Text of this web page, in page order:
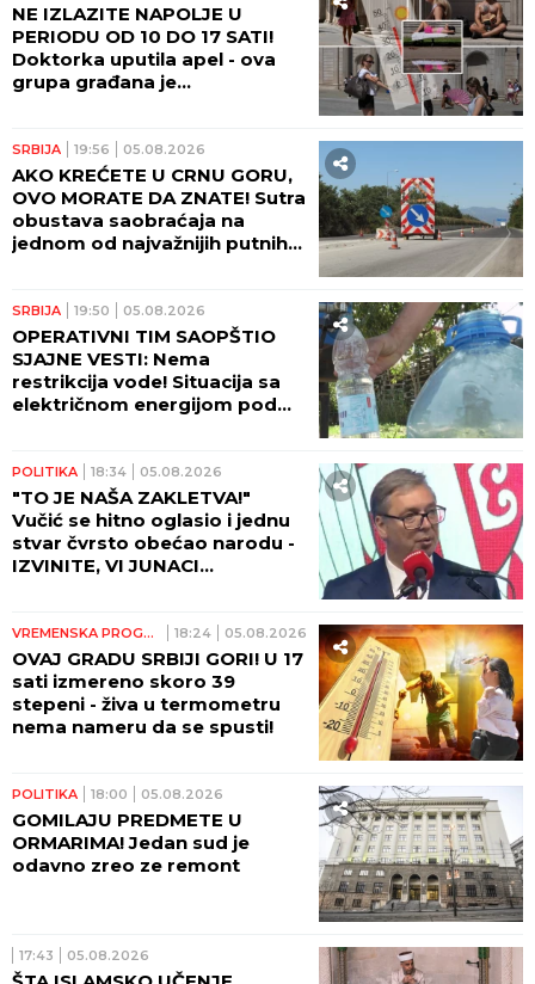
NE IZLAZITE NAPOLJE U
PERIODU OD 10 DO 17 SATI!
Doktorka uputila apel - ova
grupa građana je
SRBIJA 19:56 05.08.2026
AKO KREĆETE U CRNU GORU,
OVO MORATE DA ZNATE! Sutra
obustava saobraćaja na
jednom od najvažnijih putnih
SRBIJA 19:50 05.08.2026
OPERATIVNI TIM SAOPŠTIO
SJAJNE VESTI: Nema
restrikcija vode! Situacija sa
električnom energijom pod
POLITIKA 18:34 05.08.2026
"TO JE NAŠA ZAKLETVA!"
Vučić se hitno oglasio i jednu
stvar čvrsto obećao narodu -
IZVINITE, VI JUNACI
VREMENSKA PROGNOZA 18:24 05.08.2026
OVAJ GRADU SRBIJI GORI! U 17
sati izmereno skoro 39
stepeni - živa u termometru
nema nameru da se spusti!
POLITIKA 18:00 05.08.2026
GOMILAJU PREDMETE U
ORMARIMA! Jedan sud je
odavno zreo ze remont
17:43 05.08.2026